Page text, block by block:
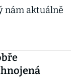
nám aktuálně